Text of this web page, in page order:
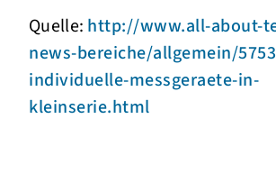
Quelle: http://www.all-about-
news-bereiche/allgemein/
individuelle-messgeraete-in-
kleinserie.html